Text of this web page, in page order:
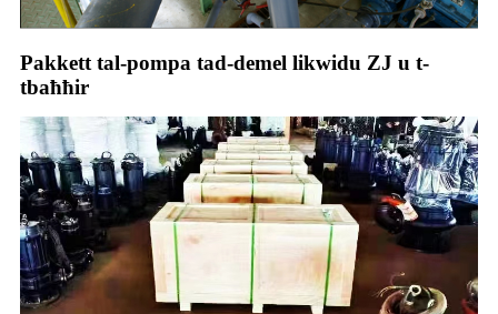
Pakkett tal-pompa tad-demel likwidu ZJ u t-
tbaħħir